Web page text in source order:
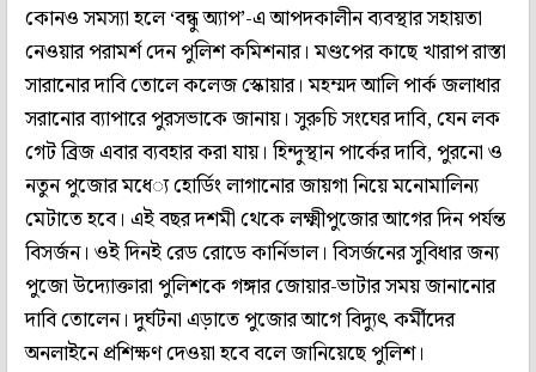
কোনও সমস‌্যা হলে ‘বন্ধু অ‌্যাপ’-এ আপদকালীন ব‌্যবস্থার সহায়তা
নেওয়ার পরামর্শ দেন পুলিশ কমিশনার। মণ্ডপের কাছে খারাপ রাস্তা
সারানোর দাবি তোলে কলেজ স্কোয়ার। মহম্মদ আলি পার্ক জলাধার
সরানোর ব‌্যাপারে পুরসভাকে জানায়। সুরুচি সংঘের দাবি, যেন লক
গেট ব্রিজ এবার ব‌্যবহার করা যায়। হিন্দুস্থান পার্কের দাবি, পুরনো ও
নতুন পুজোর মধে‌্য হোর্ডিং লাগানোর জায়গা নিয়ে মনোমালিন‌্য
মেটাতে হবে। এই বছর দশমী থেকে লক্ষ্মীপুজোর আগের দিন পর্যন্ত
বিসর্জন। ওই দিনই রেড রোডে কার্নিভাল। বিসর্জনের সুবিধার জন‌্য
পুজো উদ্যোক্তারা পুলিশকে গঙ্গার জোয়ার-ভাটার সময় জানানোর
দাবি তোলেন। দুর্ঘটনা এড়াতে পুজোর আগে বিদ্যুৎ কর্মীদের
অনলাইনে প্রশিক্ষণ দেওয়া হবে বলে জানিয়েছে পুলিশ।